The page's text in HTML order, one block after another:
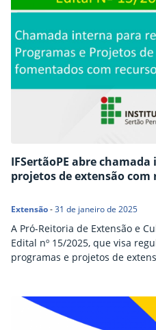
IFSertãoPE abre
projetos de extensão com
Extensão-31 de janeiro de 2025
A Pró-Reitoria de Extensão e
Edital nº 15/2025, que visa
programas e projetos de
possibilitar o monitoramento
visibilidade e transparência…